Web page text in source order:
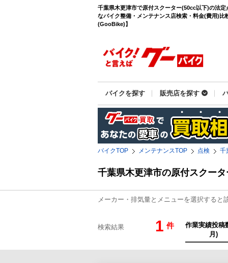
千葉県木更津市で原付スクーター(50cc以下)の法
なバイク整備・メンテナンス店検索・料金(費用)比
(GooBike)】
バイクを探す 販売店を探す
バイクTOP メンテナンスTOP 点検 千
千葉県木更津市の原付スクー
メーカー・排気量とメニューを選択すると
検索結果 1 件